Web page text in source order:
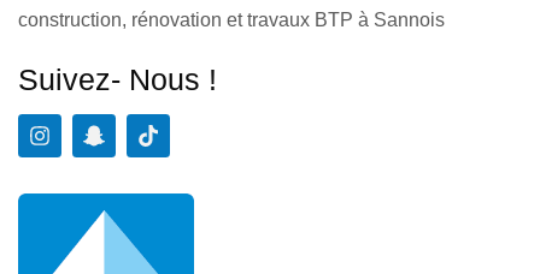
construction, rénovation et travaux BTP à Sannois
Suivez- Nous !